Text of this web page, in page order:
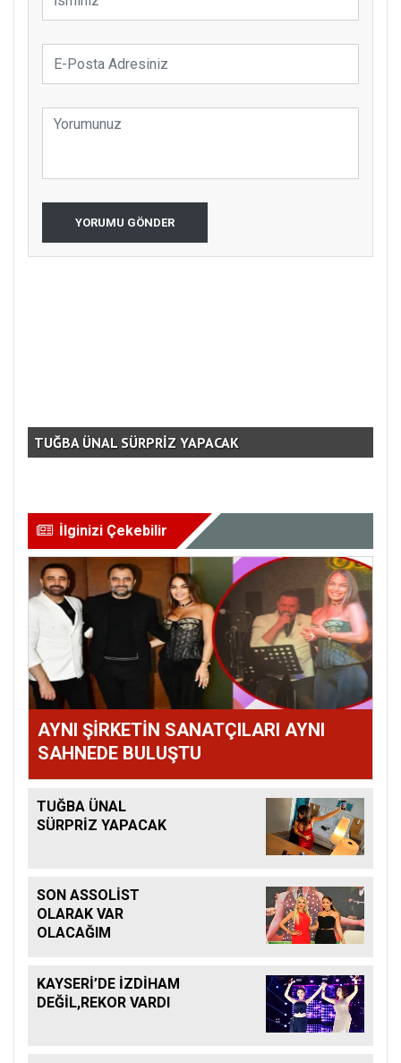
YORUMU GÖNDER
TUĞBA ÜNAL SÜRPRİZ YAPACAK
İlginizi Çekebilir
AYNI ŞİRKETİN SANATÇILARI AYNI
SAHNEDE BULUŞTU
TUĞBA ÜNAL
SÜRPRİZ YAPACAK
SON ASSOLİST
OLARAK VAR
OLACAĞIM
KAYSERİ’DE İZDİHAM
DEĞİL,REKOR VARDI